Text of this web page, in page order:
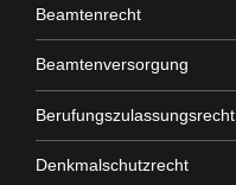
Beamtenrecht
Beamtenversorgung
Berufungszulassungsrecht
Denkmalschutzrecht